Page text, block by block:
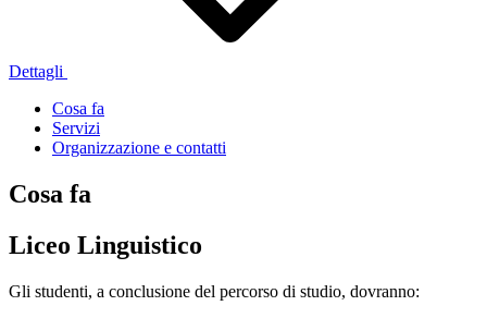
Dettagli
Cosa fa
Servizi
Organizzazione e contatti
Cosa fa
Liceo Linguistico
Gli studenti, a conclusione del percorso di studio, dovranno: